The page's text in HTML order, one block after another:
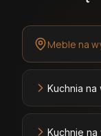
Meble na
Kuchnia na
Kuchnie na